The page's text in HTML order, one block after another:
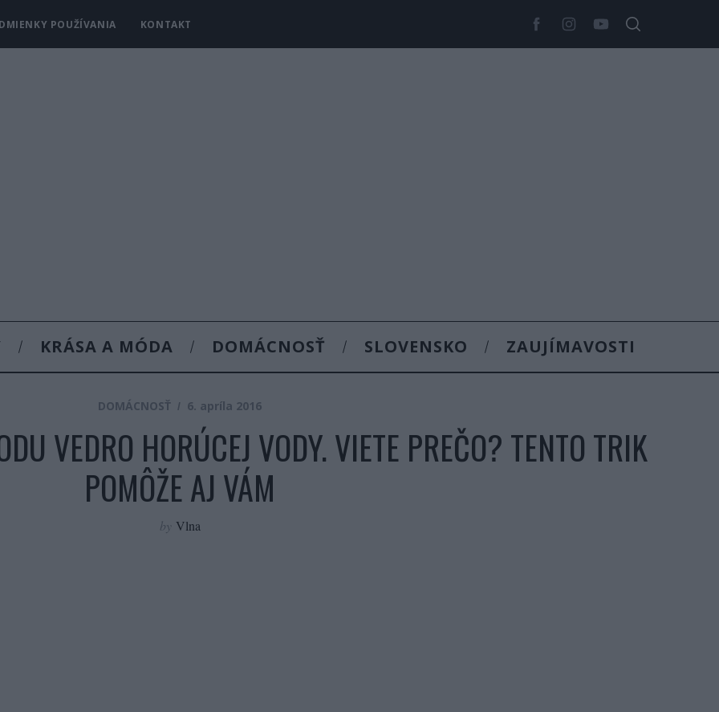
POUŽÍVANIA KONTAKT
KRÁSA A MÓDA DOMÁCNOSŤ SLOVENSKO ZAUJÍMAVOSTI
DOMÁCNOSŤ 6. apríla 2016
VEDRO HORÚCEJ VODY. VIETE PREČO? TENTO TRIK
POMÔŽE AJ VÁM
by Vlna